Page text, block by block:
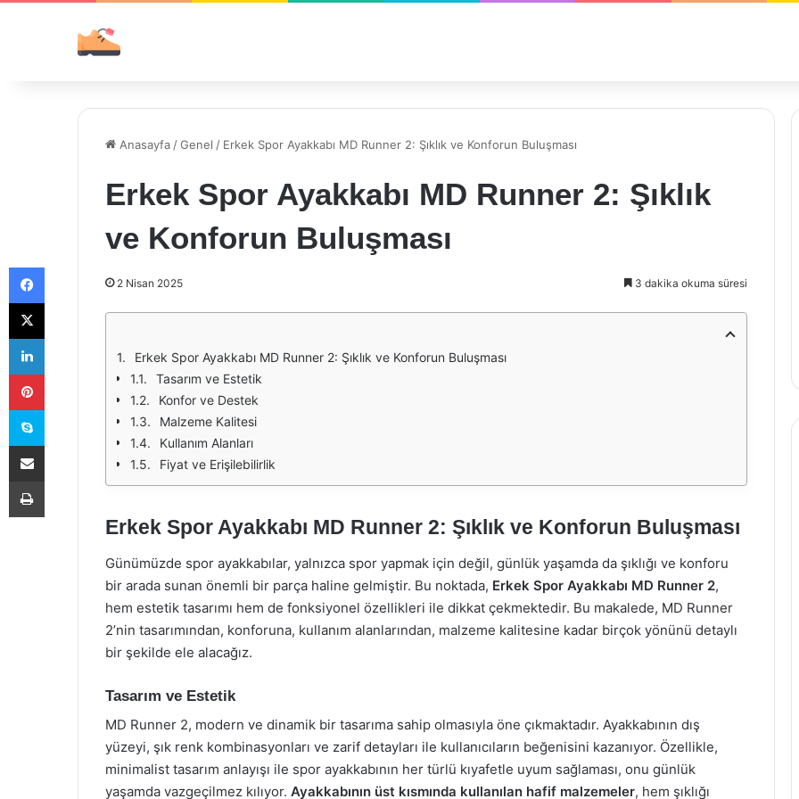
Anasayfa /Genel / Erkek Spor Ayakkabı MD Runner 2: Şıklık ve Konforun Buluşması
Erkek Spor Ayakkabı MD Runner 2: Şıklık
ve Konforun Buluşması
2 Nisan 2025 3 dakika okuma süresi
Erkek Spor Ayakkabı MD Runner 2: Şıklık ve Konforun Buluşması
Tasarım ve Estetik
Konfor ve Destek
Malzeme Kalitesi
Kullanım Alanları
Fiyat ve Erişilebilirlik
Erkek Spor Ayakkabı MD Runner 2: Şıklık ve Konforun Buluşması
Günümüzde spor ayakkabılar, yalnızca spor yapmak için değil, günlük yaşamda da şıklığı ve konforu
bir arada sunan önemli bir parça haline gelmiştir. Bu noktada, Erkek Spor Ayakkabı MD Runner 2,
hem estetik tasarımı hem de fonksiyonel özellikleri ile dikkat çekmektedir. Bu makalede, MD Runner
2’nin tasarımından, konforuna, kullanım alanlarından, malzeme kalitesine kadar birçok yönünü detaylı
bir şekilde ele alacağız.
Tasarım ve Estetik
MD Runner 2, modern ve dinamik bir tasarıma sahip olmasıyla öne çıkmaktadır. Ayakkabının dış
yüzeyi, şık renk kombinasyonları ve zarif detayları ile kullanıcıların beğenisini kazanıyor. Özellikle,
minimalist tasarım anlayışı ile spor ayakkabının her türlü kıyafetle uyum sağlaması, onu günlük
yaşamda vazgeçilmez kılıyor. Ayakkabının üst kısmında kullanılan hafif malzemeler, hem şıklığı
Facebook
X
LinkedIn
Pinterest
Skype
E-Posta ile paylaş